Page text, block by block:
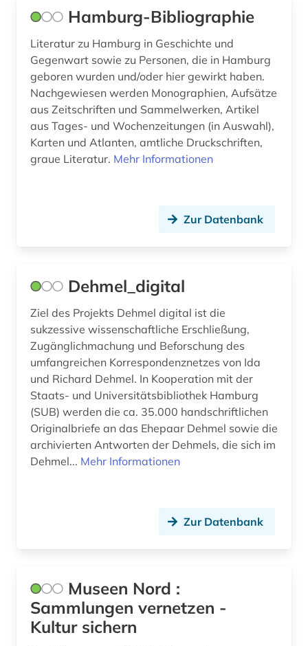
Hamburg-Bibliographie
Literatur zu Hamburg in Geschichte und
Gegenwart sowie zu Personen, die in Hamburg
geboren wurden und/oder hier gewirkt haben.
Nachgewiesen werden Monographien, Aufsätze
aus Zeitschriften und Sammelwerken, Artikel
aus Tages- und Wochenzeitungen (in Auswahl),
Karten und Atlanten, amtliche Druckschriften,
graue Literatur. Mehr Informationen
Zur Datenbank
Dehmel_digital
Ziel des Projekts Dehmel digital ist die
sukzessive wissenschaftliche Erschließung,
Zugänglichmachung und Beforschung des
umfangreichen Korrespondenznetzes von Ida
und Richard Dehmel. In Kooperation mit der
Staats- und Universitätsbibliothek Hamburg
(SUB) werden die ca. 35.000 handschriftlichen
Originalbriefe an das Ehepaar Dehmel sowie die
archivierten Antworten der Dehmels, die sich im
Dehmel... Mehr Informationen
Zur Datenbank
Museen Nord :
Sammlungen vernetzen -
Kultur sichern